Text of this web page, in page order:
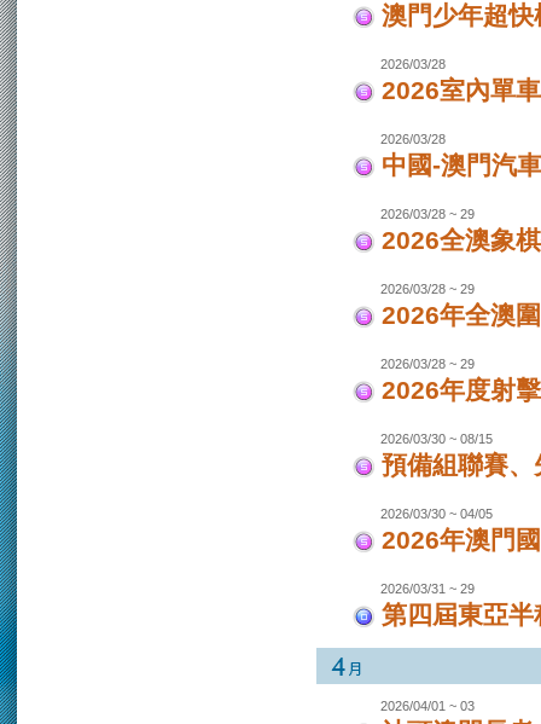
澳門少年超快
2026/03/28
2026室內單
2026/03/28
中國-澳門汽
2026/03/28 ~ 29
2026全澳象
2026/03/28 ~ 29
2026年全澳
2026/03/28 ~ 29
2026年度射
2026/03/30 ~ 08/15
預備組聯賽
2026/03/30 ~ 04/05
2026年澳門
2026/03/31 ~ 29
第四屆東亞
2026/04/01 ~ 03